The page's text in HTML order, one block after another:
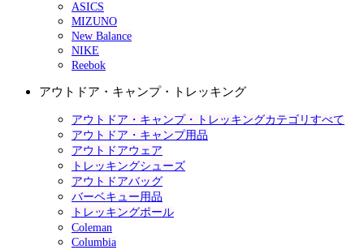
ASICS
MIZUNO
New Balance
NIKE
Reebok
アウトドア・キャンプ・トレッキング
アウトドア・キャンプ・トレッキングカテゴリすべて
アウトドア・キャンプ用品
アウトドアウェア
トレッキングシューズ
アウトドアバッグ
バーベキュー用品
トレッキングポール
Coleman
Columbia